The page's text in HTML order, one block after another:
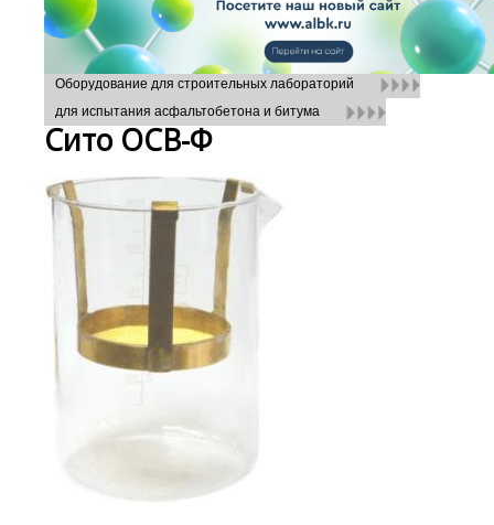
Оборудование для строительных лабораторий
для испытания асфальтобетона и битума
Сито ОСВ-Ф